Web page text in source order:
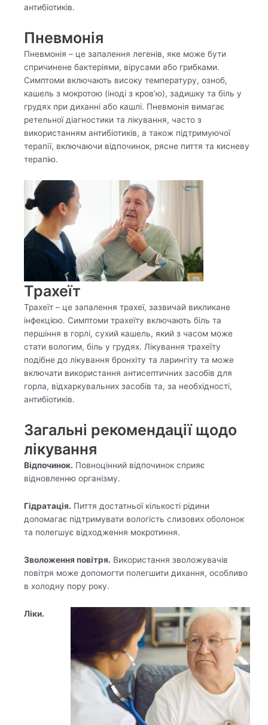
антибіотиків.
Пневмонія
Пневмонія – це запалення легенів, яке може бути
спричинене бактеріями, вірусами або грибками.
Симптоми включають високу температуру, озноб,
кашель з мокротою (іноді з кров’ю), задишку та біль у
грудях при диханні або кашлі. Пневмонія вимагає
ретельної діагностики та лікування, часто з
використанням антибіотиків, а також підтримуючої
терапії, включаючи відпочинок, рясне пиття та кисневу
терапію.
Трахеїт
Трахеїт – це запалення трахеї, зазвичай викликане
інфекцією. Симптоми трахеїту включають біль та
першіння в горлі, сухий кашель, який з часом може
стати вологим, біль у грудях. Лікування трахеїту
подібне до лікування бронхіту та ларингіту та може
включати використання антисептичних засобів для
горла, відхаркувальних засобів та, за необхідності,
антибіотиків.
Загальні рекомендації щодо
лікування
Відпочинок. Повноцінний відпочинок сприяє
відновленню організму.
Гідратація. Пиття достатньої кількості рідини
допомагає підтримувати вологість слизових оболонок
та полегшує відходження мокротиння.
Зволоження повітря. Використання зволожувачів
повітря може допомогти полегшити дихання, особливо
в холодну пору року.
Ліки.